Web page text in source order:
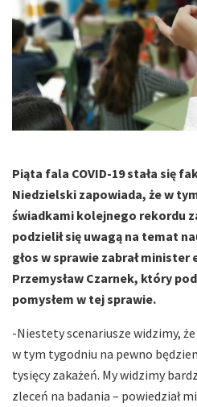
Piąta fala COVID-19 stała się
Niedzielski zapowiada, że w
świadkami kolejnego rekordu
podzielił się uwagą na temat
głos w sprawie zabrał minister
Przemysław Czarnek, który
pomysłem w tej sprawie.
-Niestety scenariusze widzimy,
w tym tygodniu na pewno
tysięcy zakażeń. My widzimy
zleceń na badania – powiedział